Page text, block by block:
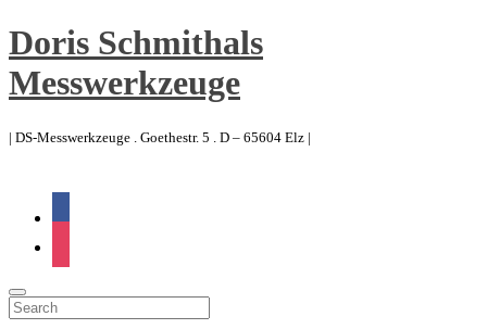
Doris Schmithals
Messwerkzeuge
| DS-Messwerkzeuge . Goethestr. 5 . D – 65604 Elz |